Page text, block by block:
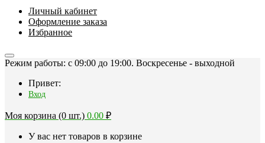
Личный кабинет
Оформление заказа
Избранное
Режим работы: c 09:00 до 19:00. Воскресенье - выходной
Привет:
Вход
Моя корзина (0 шт.) 0.00 ₽
У вас нет товаров в корзине